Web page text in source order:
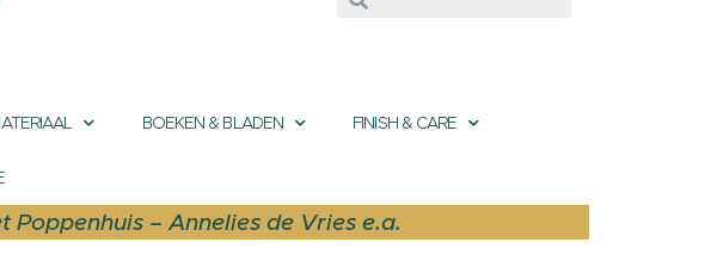
BOEKEN & BLADEN FINISH & CARE
Poppenhuis – Annelies de Vries e.a.